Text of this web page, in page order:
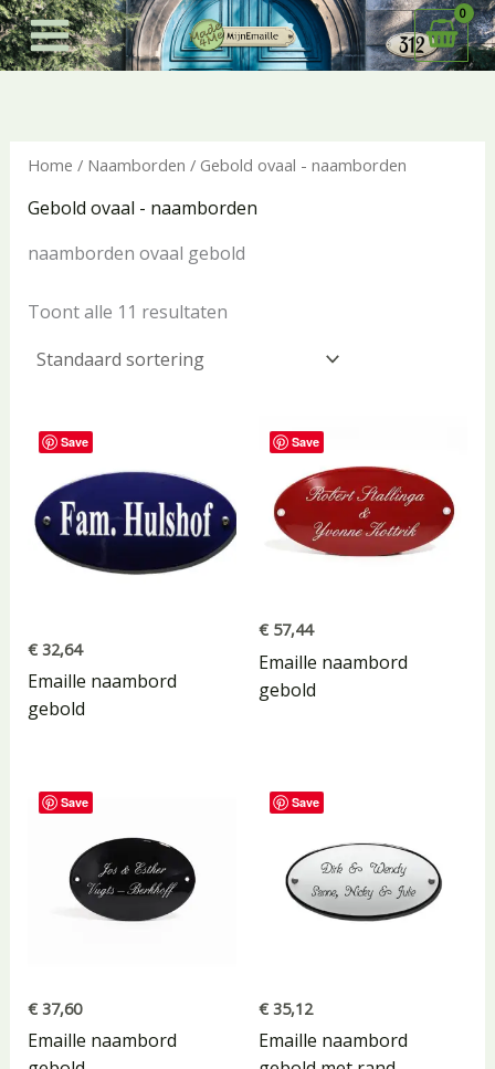
Ga
naar
de
Home / Naamborden / Gebold ovaal - naamborden
Gebold ovaal - naamborden
naamborden ovaal gebold
Toont alle 11 resultaten
Save
€32,64
Emaille naambord
gebold
Save
€ 57,44
Emaille naambord
gebold
Save
€37,60
Emaille naambord
Save
€ 35,12
Emaille naambord